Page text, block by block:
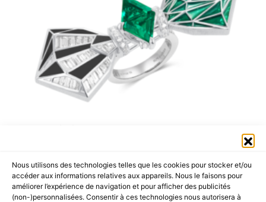
Nous utilisons des technologies telles que les cookies pour stocker et/ou
accéder aux informations relatives aux appareils. Nous le faisons pour
améliorer l’expérience de navigation et pour afficher des publicités
(non-)personnalisées. Consentir à ces technologies nous autorisera à